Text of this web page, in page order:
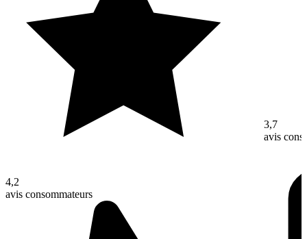
4,2
avis consommateurs
3,7
avis